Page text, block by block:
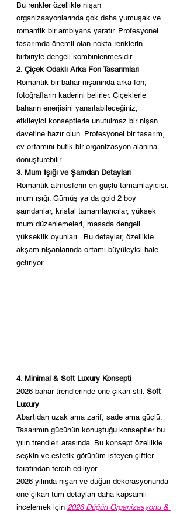
Bu renkler özellikle nişan
organizasyonlarında çok daha yumuşak ve
romantik bir ambiyans yaratır. Profesyonel
tasarımda önemli olan nokta renklerin
birbiriyle dengeli kombinlenmesidir.
2. Çiçek Odaklı Arka Fon Tasarımları
Romantik bir bahar nişanında arka fon,
fotoğrafların kaderini belirler. Çiçeklerle
baharın enerjisini yansıtabileceğiniz,
etkileyici konseptlerle unutulmaz bir nişan
davetine hazır olun. Profesyonel bir tasarım,
ev ortamını butik bir organizasyon alanına
dönüştürebilir.
3. Mum Işığı ve Şamdan Detayları
Romantik atmosferin en güçlü tamamlayıcısı:
mum ışığı. Gümüş ya da gold 2 boy
şamdanlar, kristal tamamlayıcılar, yüksek
mum düzenlemeleri, masada dengeli
yükseklik oyunları.. Bu detaylar, özellikle
akşam nişanlarında ortamı büyüleyici hale
getiriyor.
4. Minimal & Soft Luxury Konsepti
2026 bahar trendlerinde öne çıkan stil: Soft
Luxury
Abartıdan uzak ama zarif, sade ama güçlü.
Tasarımın gücünün konuştuğu konseptler bu
yılın trendleri arasında. Bu konsept özellikle
seçkin ve estetik görünüm isteyen çiftler
tarafından tercih ediliyor.
2026 yılında nişan ve düğün dekorasyonunda
öne çıkan tüm detayları daha kapsamlı
incelemek için 2026 Düğün Organizasyonu &